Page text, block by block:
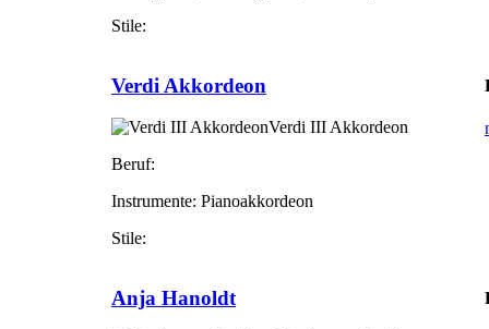
Stile:
Verdi Akkordeon
Verdi III Akkordeon
Beruf:
Instrumente: Pianoakkordeon
Stile:
Anja Hanoldt